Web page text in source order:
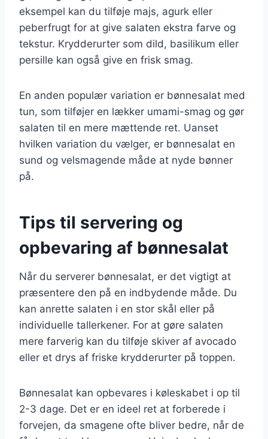
eksempel kan du tilføje majs, agurk eller
peberfrugt for at give salaten ekstra farve og
tekstur. Krydderurter som dild, basilikum eller
persille kan også give en frisk smag.
En anden populær variation er bønnesalat med
tun, som tilføjer en lækker umami-smag og gør
salaten til en mere mættende ret. Uanset
hvilken variation du vælger, er bønnesalat en
sund og velsmagende måde at nyde bønner
på.
Tips til servering og
opbevaring af bønnesalat
Når du serverer bønnesalat, er det vigtigt at
præsentere den på en indbydende måde. Du
kan anrette salaten i en stor skål eller på
individuelle tallerkener. For at gøre salaten
mere farverig kan du tilføje skiver af avocado
eller et drys af friske krydderurter på toppen.
Bønnesalat kan opbevares i køleskabet i op til
2-3 dage. Det er en ideel ret at forberede i
forvejen, da smagene ofte bliver bedre, når de